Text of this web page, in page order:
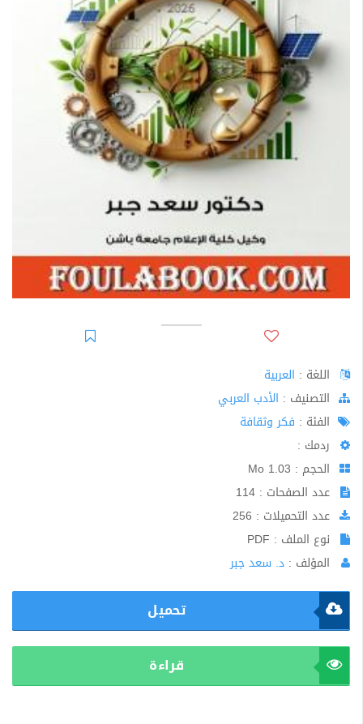
اللغة : العربية
اﻟﺘﺼﻨﻴﻒ : الأدب العربي
الفئة : فكر وثقافة
ردمك :
الحجم : 1.03 Mo
عدد الصفحات : 114
عدد التحميلات : 256
نوع الملف : PDF
المؤلف : د. سعد جبر
تحميل
قراءة